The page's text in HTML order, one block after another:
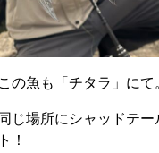
の魚も「チタラ」にて。
じ場所にシャッドテ
！